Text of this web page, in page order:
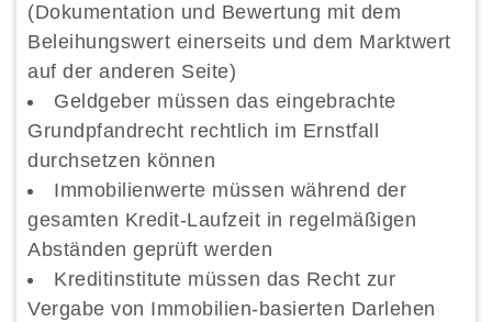
(Dokumentation und Bewertung mit dem
Beleihungswert einerseits und dem Marktwert
auf der anderen Seite)
Geldgeber müssen das eingebrachte
Grundpfandrecht rechtlich im Ernstfall
durchsetzen können
Immobilienwerte müssen während der
gesamten Kredit-Laufzeit in regelmäßigen
Abständen geprüft werden
Kreditinstitute müssen das Recht zur
Vergabe von Immobilien-basierten Darlehen